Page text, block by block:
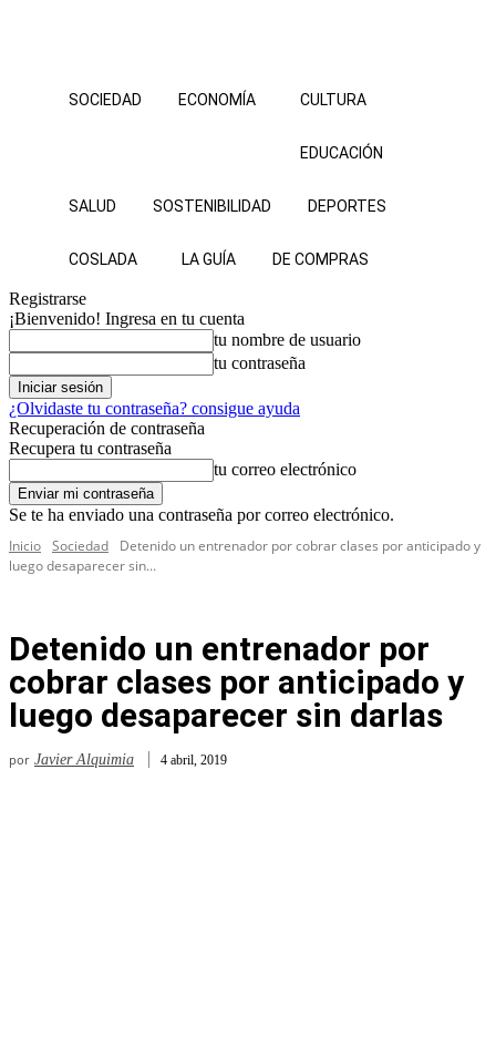
SOCIEDAD ECONOMÍA CULTURA
EDUCACIÓN
SALUD SOSTENIBILIDAD DEPORTES
COSLADA LA GUÍA DE COMPRAS
Registrarse
¡Bienvenido! Ingresa en tu cuenta
tu nombre de usuario
tu contraseña
¿Olvidaste tu contraseña? consigue ayuda
Recuperación de contraseña
Recupera tu contraseña
tu correo electrónico
Se te ha enviado una contraseña por correo electrónico.
Inicio Sociedad
Detenido un entrenador por cobrar clases por anticipado y
luego desaparecer sin...
Detenido un entrenador por
cobrar clases por anticipado y
luego desaparecer sin darlas
por Javier Alquimia 4 abril, 2019